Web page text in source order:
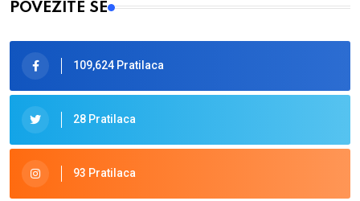
POVEŽITE SE
109,624 Pratilaca
28 Pratilaca
93 Pratilaca